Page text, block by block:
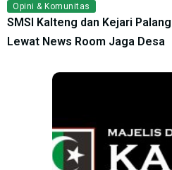
Opini & Komunitas
SMSI Kalteng dan Kejari
Lewat News Room Jaga Desa